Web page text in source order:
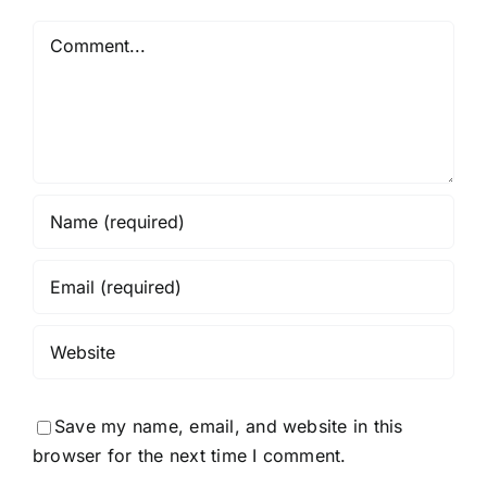
Comment
Save my name, email, and website in this
browser for the next time I comment.